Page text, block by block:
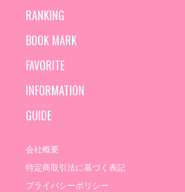
RANKING
BOOK MARK
FAVORITE
INFORMATION
GUIDE
会社概要
特定商取引法に基づく表記
プライバシーポリシー